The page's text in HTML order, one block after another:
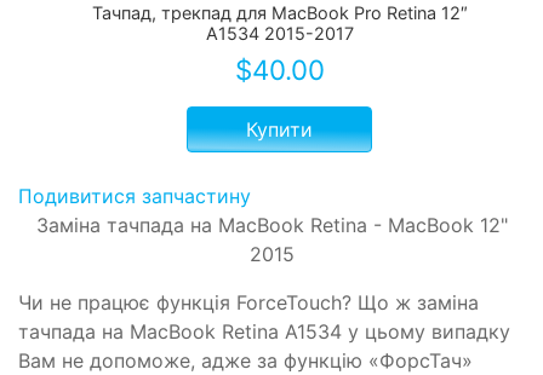
Тачпад, трекпад для MacBook Pro Retina 12″
A1534 2015-2017
$40.00
Купити
Подивитися запчастину
Заміна тачпада на MacBook Retina - MacBook 12"
2015
Чи не працює функція ForceTouch? Що ж заміна
тачпада на MacBook Retina A1534 у цьому випадку
Вам не допоможе, адже за функцію «ФорсТач»